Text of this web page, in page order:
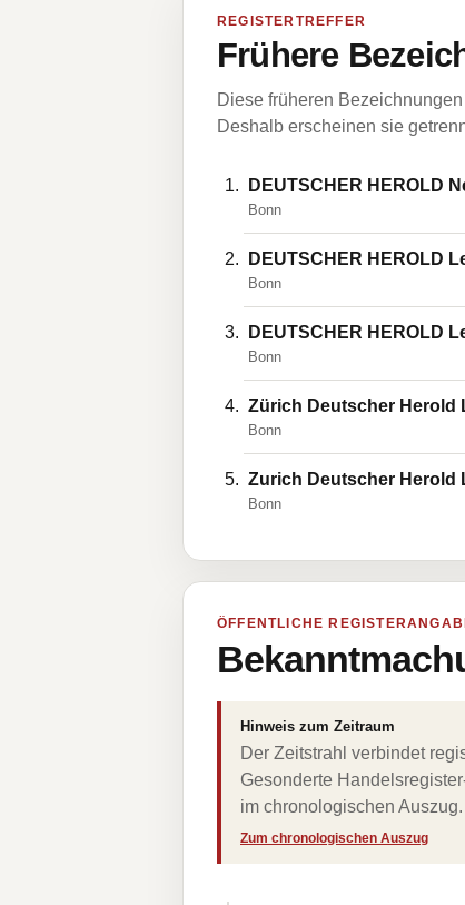
REGISTERTREFFER
Frühere
Diese früheren
Deshalb erscheinen sie
DEUTSCHER HEROLD
Bonn
DEUTSCHER HEROLD
Bonn
DEUTSCHER HEROLD
Bonn
Zürich Deutscher Herold
Bonn
Zurich Deutscher Herold
Bonn
ÖFFENTLICHE
Hinweis zum Zeitraum
Der Zeitstrahl verbindet
Gesonderte
im chronologischen Auszug.
Zum chronologischen Auszug